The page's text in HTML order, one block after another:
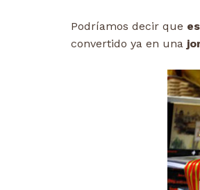
Podríamos decir que
convertido ya en una